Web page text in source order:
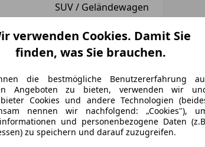
SUV / Geländewagen
Elektro
Violett
4/5
5
verwenden Cookies. Damit Sie
finden, was Sie brauchen.
die bestmögliche Benutzererfahrung
Angeboten zu bieten, verwenden wir
Cookies und andere Technologien
nennen wir nachfolgend: „Cookies"),
und personenbezogene Daten
zu speichern und darauf zuzugreifen.